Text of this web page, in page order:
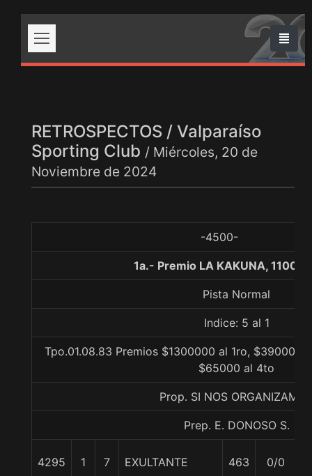
RETROSPECTOS / Valparaíso
Sporting Club / Miércoles, 20 de
Noviembre de 2024
-4500-
1a.- Premio LA KAKUNA, 1100
Pista Normal
Indice: 5 al 1
Tpo.01.08.83 Premios $1300000 al 1ro, $390000
$65000 al 4to
Prop. SI NOS
Prep. E. DONOSO S.
4295 1 7 EXULTANTE 463 0/0